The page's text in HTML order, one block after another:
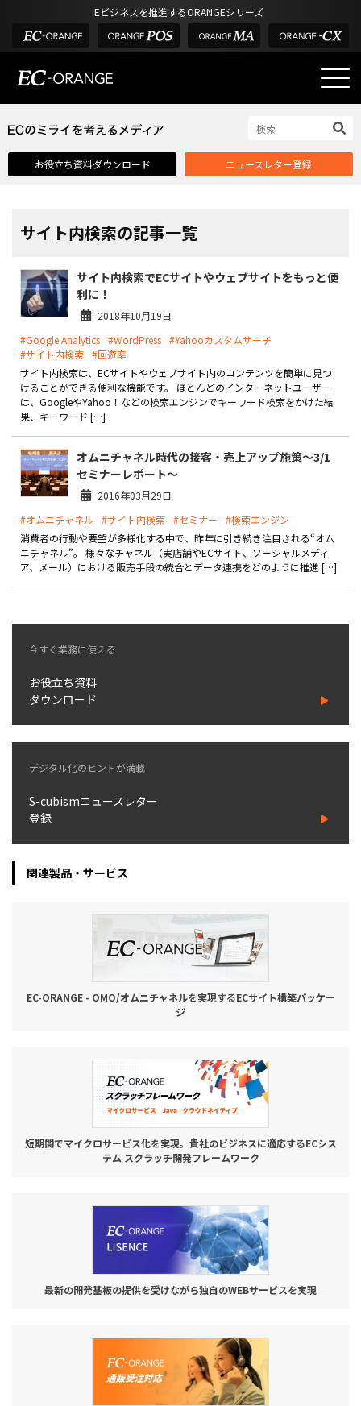
Eビジネスを推進するORANGEシリーズ
選ばれる理由
課題解決例
外部サービス連携
インフラ環境・サポート
費用
製品
特長
マルチテナント、マルチブランドなど
通販受注対応
ECと通販の連動を可能に
EC運用支援
継続的に結果を出し続けるECサイトへ
スクラッチ開発
内製化支援
補助金活用支援
03-6432-0346
電話受付：平日 10:00~17:00
お問い合わせ
お役立ち資料ダウンロード ニュースレター登録
サイト内検索の記事一覧
サイト内検索でECサイトやウェブサイトをもっと便
利に！
2018年10月19日
#Google Analytics #WordPress #Yahooカスタムサーチ
#サイト内検索 #回遊率
サイト内検索は、ECサイトやウェブサイト内のコンテンツを簡単に見つ
けることができる便利な機能です。 ほとんどのインターネットユーザー
は、GoogleやYahoo！などの検索エンジンでキーワード検索をかけた結
果、キーワード […]
オムニチャネル時代の接客・売上アップ施策～3/1
セミナーレポート～
2016年03月29日
#オムニチャネル
#サイト内検索 #セミナー
#検索エンジン
消費者の行動や要望が多様化する中で、昨年に引き続き注目される“オム
ニチャネル”。 様々なチャネル（実店舗やECサイト、ソーシャルメディ
ア、メール）における販売手段の統合とデータ連携をどのように推進 […]
今すぐ業務に使える
お役立ち資料
ダウンロード
デジタル化のヒントが満載
S-cubismニュースレター
登録
関連製品・サービス
EC-ORANGE - OMO/オムニチャネルを実現するECサイト構築パッケー
ジ
短期間でマイクロサービス化を実現。貴社のビジネスに適応するECシス
テム スクラッチ開発フレームワーク
最新の開発基板の提供を受けながら独自のWEBサービスを実現